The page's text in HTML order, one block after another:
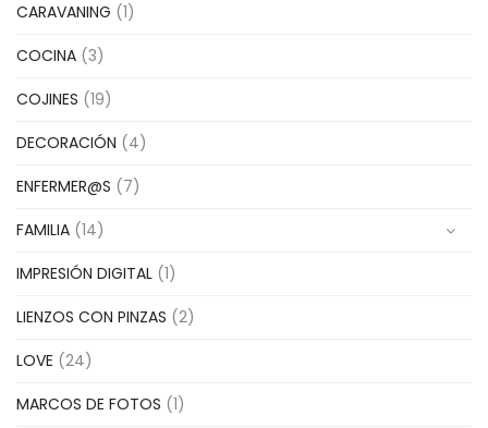
CARAVANING (1)
COCINA (3)
COJINES (19)
DECORACIÓN (4)
ENFERMER@S (7)
FAMILIA (14)
IMPRESIÓN DIGITAL (1)
LIENZOS CON PINZAS (2)
LOVE (24)
MARCOS DE FOTOS (1)